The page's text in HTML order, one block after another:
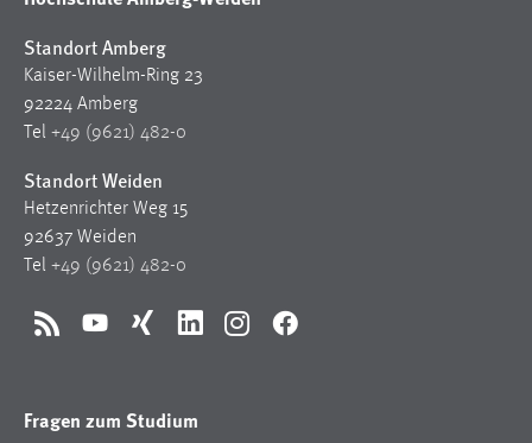
Standort Amberg
Kaiser-Wilhelm-Ring 23
92224 Amberg
Tel +49 (9621) 482-0
Standort Weiden
Hetzenrichter Weg 15
92637 Weiden
Tel +49 (9621) 482-0
RSS YouTubeXing LinkedInInstagramFacebook
Fragen zum Studium